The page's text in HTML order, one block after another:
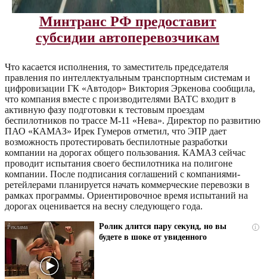
Минтранс РФ предоставит
субсидии автоперевозчикам
Что касается исполнения, то заместитель председателя
правления по интеллектуальным транспортным системам и
цифровизации ГК «Автодор» Виктория Эркенова сообщила,
что компания вместе с производителями ВАТС входит в
активную фазу подготовки к тестовым проездам
беспилотников по трассе М-11 «Нева». Директор по развитию
ПАО «КАМАЗ» Ирек Гумеров отметил, что ЭПР дает
возможность протестировать беспилотные разработки
компании на дорогах общего пользования. КАМАЗ сейчас
проводит испытания своего беспилотника на полигоне
компании. После подписания соглашений с компаниями-
ретейлерами планируется начать коммерческие перевозки в
рамках программы. Ориентировочное время испытаний на
дорогах оценивается на весну следующего года.
i
Ролик длится пару секунд, но вы
будете в шоке от увиденного